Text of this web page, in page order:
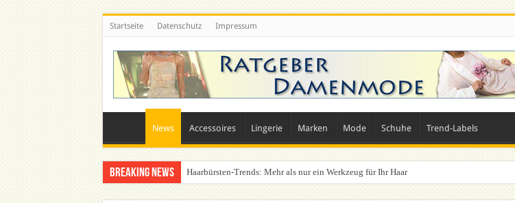
Startseite Datenschutz Impressum
News Accessoires Lingerie Marken Mode Schuhe Trend-Labels
Breaking News Haarbürsten-Trends: Mehr als nur ein Werkzeug für Ihr Haar